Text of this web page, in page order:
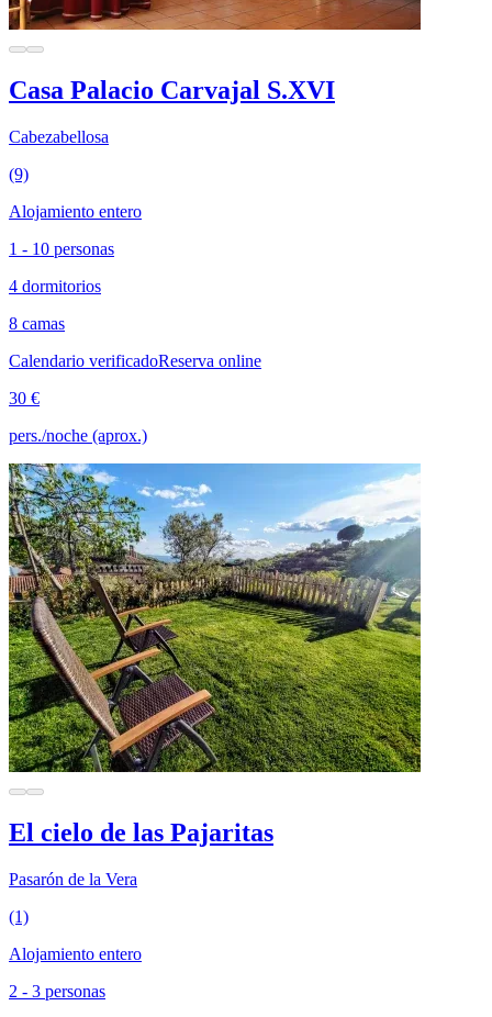
Casa Palacio Carvajal S.XVI
Cabezabellosa
(9)
Alojamiento entero
1 - 10 personas
4 dormitorios
8 camas
Calendario verificadoReserva online
30 €
pers./noche (aprox.)
El cielo de las Pajaritas
Pasarón de la Vera
(1)
Alojamiento entero
2 - 3 personas